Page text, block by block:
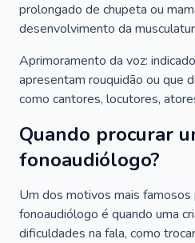
prolongado de chupeta ou
desenvolvimento da
Aprimoramento da voz:
apresentam rouquidão ou que
como cantores, locutores,
Quando procurar
fonoaudiólogo?
Um dos motivos mais famosos
fonoaudiólogo é quando uma
dificuldades na fala, como